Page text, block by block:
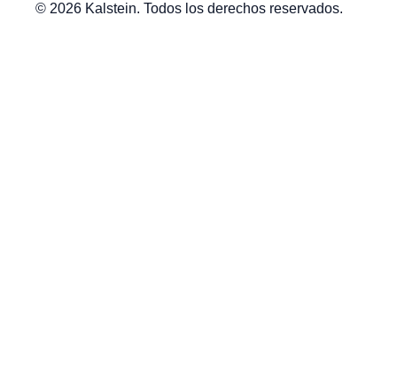
© 2026 Kalstein. Todos los derechos reservados.